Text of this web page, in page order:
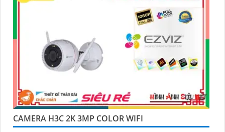
CAMERA H3C 2K 3MP COLOR WIFI